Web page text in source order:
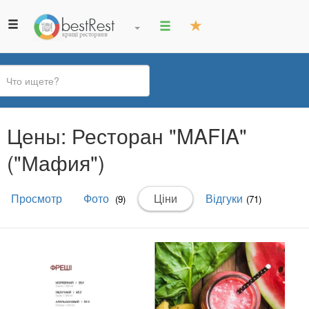
Вы
здесь
Цены: Ресторан "MAFIA"
("Мафия")
Главные
Просмотр Фото (9) Ціни (активная
вкладка)
Відгуки (71)